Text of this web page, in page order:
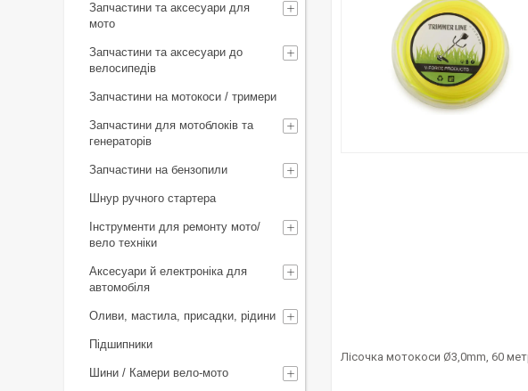
Лісочка мотокоси Ø3,0mm, 60
Запчастини та аксесуари для
мото
Запчастини та аксесуари до
велосипедів
Запчастини на мотокоси / тримери
Запчастини для мотоблоків та
генераторів
Запчастини на бензопили
Шнур ручного стартера
Інструменти для ремонту мото/
вело техніки
Аксесуари й електроніка для
автомобіля
Оливи, мастила, присадки, рідини
Підшипники
Шини / Камери вело-мото